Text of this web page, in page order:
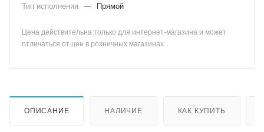
Тип исполнения
— Прямой
Цена действительна только для интернет-магазина и может
отличаться от цен в розничных магазинах
ОПИСАНИЕ НАЛИЧИЕ КАК КУПИТЬ